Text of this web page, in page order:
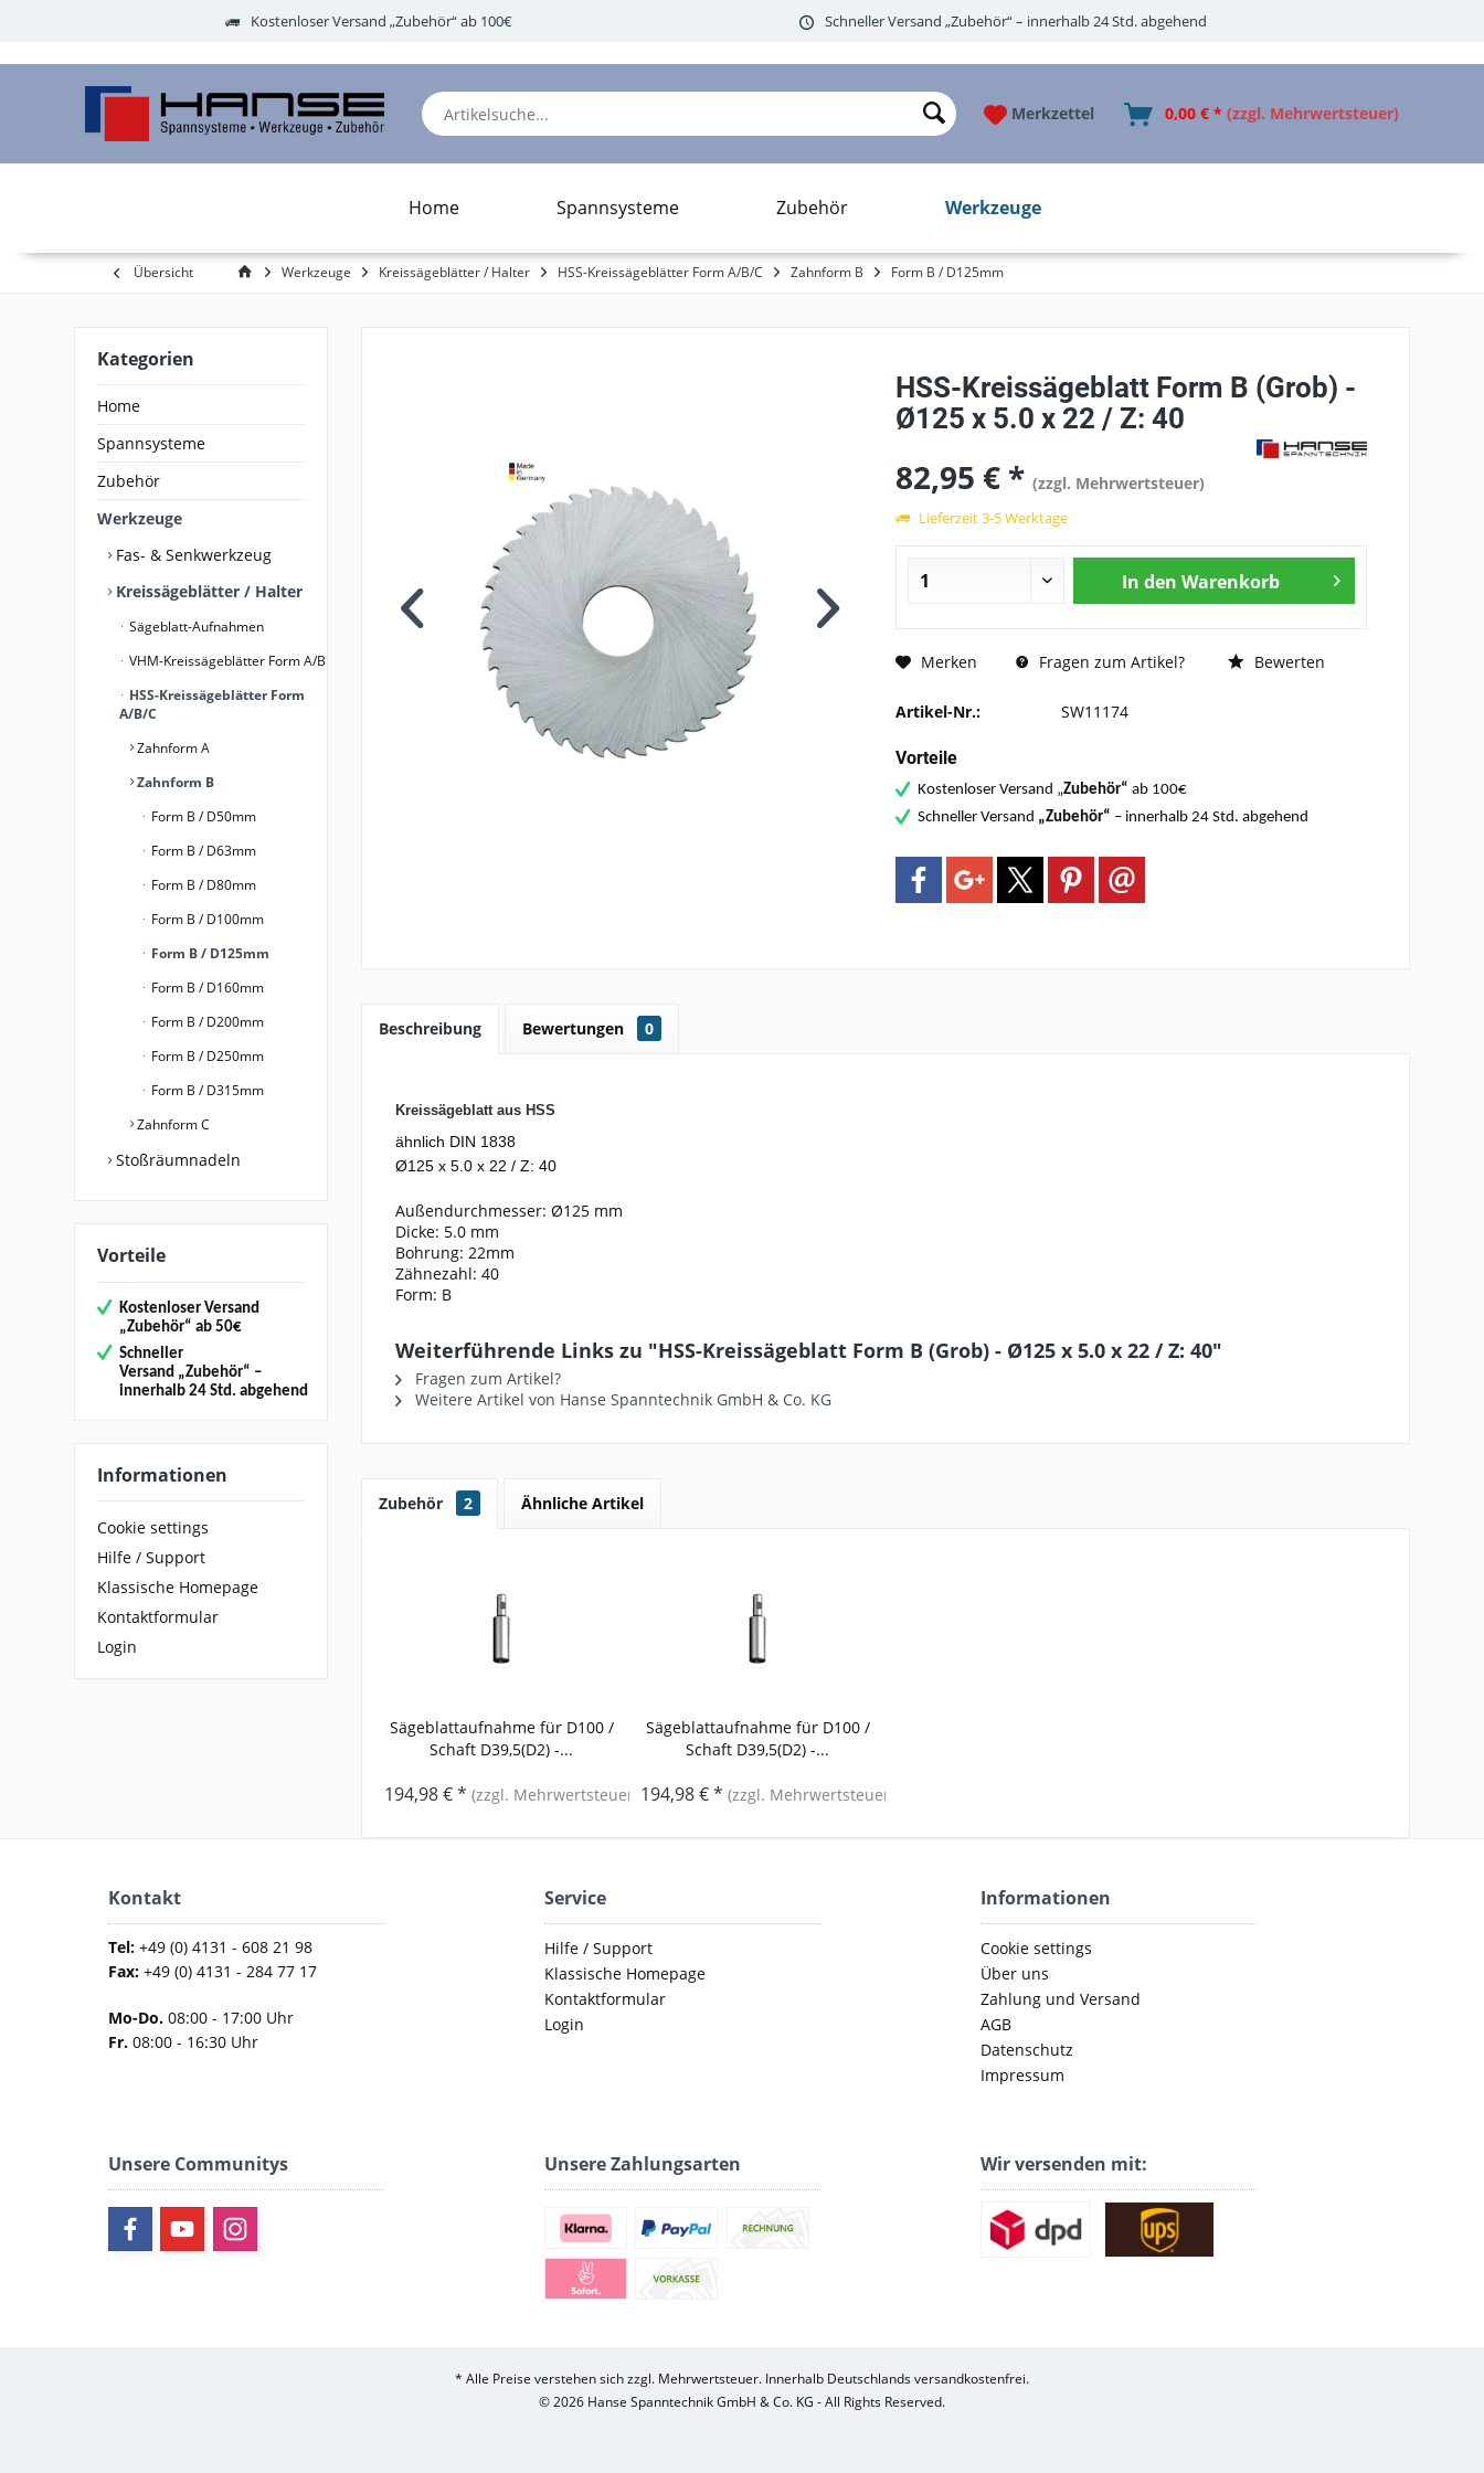
Kostenloser Versand „Zubehör“ ab 100€ Schneller Versand „Zubehör“ – innerhalb 24 Std. abgehend
Merkzettel 0,00 € * (zzgl. Mehrwertsteuer)
Home Spannsysteme Zubehör Werkzeuge
Übersicht Werkzeuge Kreissägeblätter / Halter HSS-Kreissägeblätter Form A/B/C Zahnform B Form B / D125mm
Kategorien
Home
Spannsysteme
Zubehör
Werkzeuge
Fas- & Senkwerkzeug
Kreissägeblätter / Halter
Sägeblatt-Aufnahmen
VHM-Kreissägeblätter Form A/B
HSS-Kreissägeblätter Form
A/B/C
Zahnform A
Zahnform B
Form B / D50mm
Form B / D63mm
Form B / D80mm
Form B / D100mm
Form B / D125mm
Form B / D160mm
Form B / D200mm
Form B / D250mm
Form B / D315mm
Zahnform C
Stoßräumnadeln
Vorteile
Kostenloser Versand
„Zubehör“ ab 50€
Schneller
Versand „Zubehör“ –
innerhalb 24 Std. abgehend
Informationen
Cookie settings
Hilfe / Support
Klassische Homepage
Kontaktformular
Login
HSS-Kreissägeblatt Form B (Grob) -
Ø125 x 5.0 x 22 / Z: 40
82,95 € *(zzgl. Mehrwertsteuer)
Lieferzeit 3-5 Werktage
In den Warenkorb
Merken Fragen zum Artikel? Bewerten
Artikel-Nr.: SW11174
Vorteile
Kostenloser Versand „Zubehör“ ab 100€
Schneller Versand „Zubehör“ – innerhalb 24 Std. abgehend
Beschreibung Bewertungen 0
Kreissägeblatt aus HSS
ähnlich DIN 1838
Ø125 x 5.0 x 22 / Z: 40
Außendurchmesser: Ø125 mm
Dicke: 5.0 mm
Bohrung: 22mm
Zähnezahl: 40
Form: B
Weiterführende Links zu "HSS-Kreissägeblatt Form B (Grob) - Ø125 x 5.0 x 22 / Z: 40"
Fragen zum Artikel?
Weitere Artikel von Hanse Spanntechnik GmbH & Co. KG
Zubehör 2 Ähnliche Artikel
Sägeblattaufnahme für D100 /
Schaft D39,5(D2) -...
194,98 € *(zzgl. Mehrwertsteuer)
Sägeblattaufnahme für D100 /
Schaft D39,5(D2) -...
194,98 € *(zzgl. Mehrwertsteuer)
Kontakt
Tel:+49 (0) 4131 - 608 21 98
Fax:+49 (0) 4131 - 284 77 17
Mo-Do.08:00 - 17:00 Uhr
Fr.08:00 - 16:30 Uhr
Service
Hilfe / Support
Klassische Homepage
Kontaktformular
Login
Informationen
Cookie settings
Über uns
Zahlung und Versand
AGB
Datenschutz
Impressum
Unsere Communitys Unsere Zahlungsarten Wir versenden mit:
* Alle Preise verstehen sich zzgl. Mehrwertsteuer. Innerhalb Deutschlands versandkostenfrei.
© 2026 Hanse Spanntechnik GmbH & Co. KG - All Rights Reserved.